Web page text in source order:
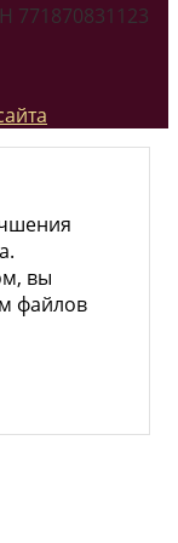
771870831123
вы
файлов